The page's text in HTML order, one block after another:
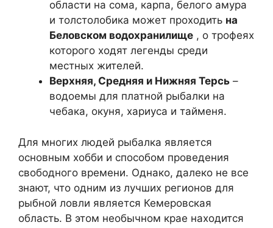
области на сома, карпа, белого амура
и толстолобика может проходить на
Беловском водохранилище , о трофеях
которого ходят легенды среди
местных жителей.
Верхняя, Средняя и Нижняя Терсь –
водоемы для платной рыбалки на
чебака, окуня, хариуса и тайменя.
Для многих людей рыбалка является
основным хобби и способом проведения
свободного времени. Однако, далеко не все
знают, что одним из лучших регионов для
рыбной ловли является Кемеровская
область. В этом необычном крае находится